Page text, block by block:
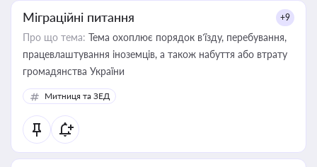
Міграційні питання +9
Про що тема: Тема охоплює порядок в’їзду, перебування,
працевлаштування іноземців, а також набуття або втрату
громадянства України
Митниця та ЗЕД